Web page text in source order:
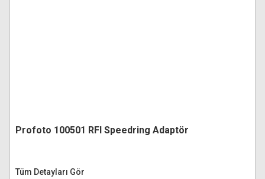
Profoto 100501 RFI Speedring Adaptör
Tüm Detayları Gör